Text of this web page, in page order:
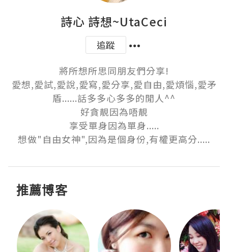
詩心 詩想~UtaCeci
追蹤
將所想所思同朋友們分享!
愛想,愛試,愛說,愛寫,愛分享,愛自由,愛煩惱,愛矛
盾......話多多心多多的閒人^^
好貪靚因為唔靚
享受單身因為單身.....
想做"自由女神",因為是個身份,有權更高分.....
推薦博客